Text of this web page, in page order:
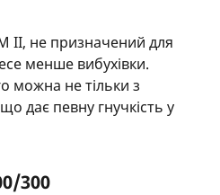
II, не призначений для
менше вибухівки.
можна не тільки з
дає певну гнучкість у
300